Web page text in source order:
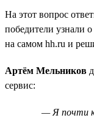
На этот вопрос
победители узнали
на самом hh.ru и
Артём Мельников
сервис:
— Я почти